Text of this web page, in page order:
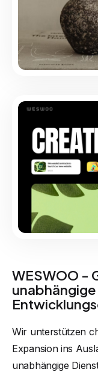
WESWOO -
Wir unterstützen
Expansion ins
unabhängige